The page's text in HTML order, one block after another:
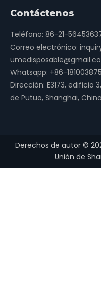
Contáctenos
Teléfono: 86-21-
Correo electrónico:
Whatsapp: +86-
Dirección: E3173, edificio
de Putuo, Shanghai, China
Derechos de autor ©
Unión de